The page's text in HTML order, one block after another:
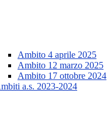
Ambito 4 aprile 2025
Ambito 12 marzo 2025
Ambito 17 ottobre 2024
a.s. 2023-2024